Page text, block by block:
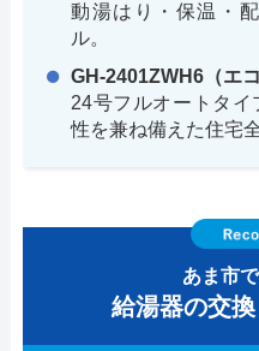
動湯はり・保温・
ル。
GH-2401ZWH6（エ
24号フルオートタイ
性を兼ね備えた住宅
あま市
給湯器の交